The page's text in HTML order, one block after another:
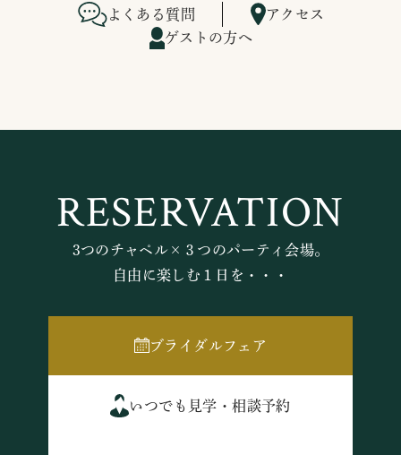
よくある質問
アクセス
ゲストの方へ
RESERVATION
3つのチャペル×３つのパーティ会場。
自由に楽しむ１日を・・・
ブライダルフェア
いつでも見学・相談予約